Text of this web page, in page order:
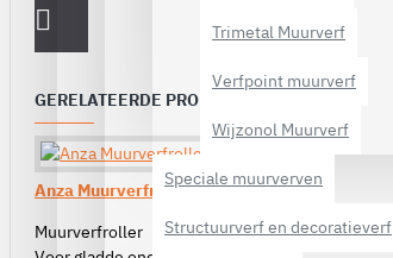
Trimetal Muurverf
Verfpoint muurverf
Wijzonol Muurverf
Speciale muurverven
Structuurverf en decoratieverf
GERELATEERDE PRODUCTEN
Anza Muurverfroller Micmex
Muurverfroller